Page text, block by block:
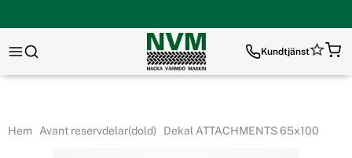
Kundtjänst
Hem Avant reservdelar(dold) Dekal ATTACHMENTS 65x100